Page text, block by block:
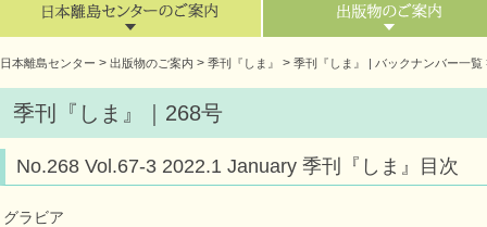
日本離島センター > 出版物のご案内 > 季刊『しま』 > 季刊『しま』 | バックナンバー一覧
季刊『しま』｜268号
No.268 Vol.67-3 2022.1 January 季刊『しま』目次
グラビア